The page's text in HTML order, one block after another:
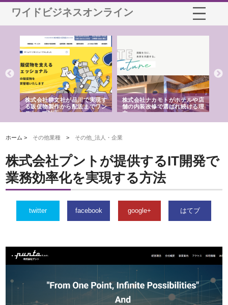
ワイドビジネスオンライン
株式会社耕文社が品川で実現す
る販促物製作から配送までワン
ストップ対応
株式会社ナカモトがホテルや店
舗の内装改修で選ばれ続ける理
由
ホーム > その他業種 > その他_法人・企業
株式会社プントが提供するIT開発で
業務効率化を実現する方法
twitter facebook google+ はてブ